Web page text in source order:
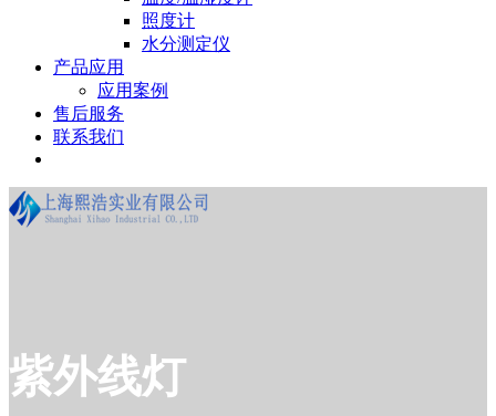
照度计
水分测定仪
产品应用
应用案例
售后服务
联系我们
紫外线灯